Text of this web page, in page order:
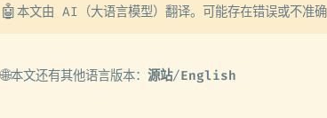
🤖本文由 AI（大语言模型）翻译。可能存在错误或不准
🌐本文还有其他语言版本： 源站/English